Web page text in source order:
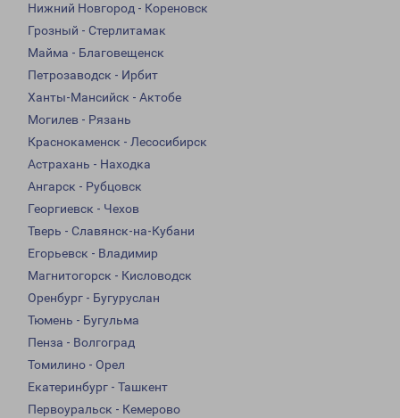
Нижний Новгород - Кореновск
Грозный - Стерлитамак
Майма - Благовещенск
Петрозаводск - Ирбит
Ханты-Мансийск - Актобе
Могилев - Рязань
Краснокаменск - Лесосибирск
Астрахань - Находка
Ангарск - Рубцовск
Георгиевск - Чехов
Тверь - Славянск-на-Кубани
Егорьевск - Владимир
Магнитогорск - Кисловодск
Оренбург - Бугуруслан
Тюмень - Бугульма
Пенза - Волгоград
Томилино - Орел
Екатеринбург - Ташкент
Первоуральск - Кемерово